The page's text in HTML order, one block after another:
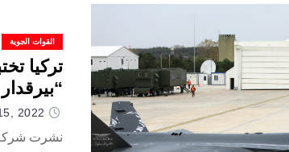
القوات الجوية
تركيا
2022
نشرت شركة